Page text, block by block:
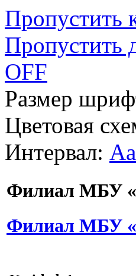
Пропустить
Пропустить
OFF
Размер
Цветовая
Интервал: Aa
Филиал МБУ
Филиал МБУ